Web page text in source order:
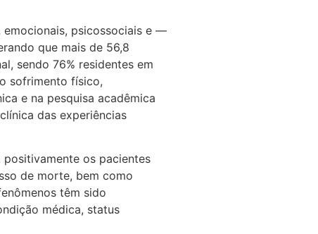
emocionais, psicossociais e —
que mais de 56,8
sendo 76% residentes em
sofrimento físico,
e na pesquisa acadêmica
das experiências
positivamente os pacientes
de morte, bem como
têm sido
médica, status